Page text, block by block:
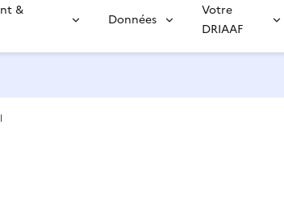
&
Données
Votre
DRIAAF